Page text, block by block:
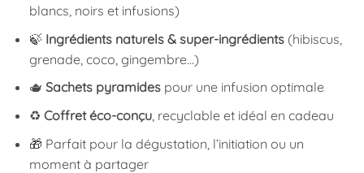
blancs, noirs et infusions)
🍃 Ingrédients naturels & super-ingrédients(hibiscus,
grenade, coco, gingembre…)
🫖 Sachets pyramidespour une infusion optimale
♻️ Coffret éco-conçu, recyclable et idéal en cadeau
🎁 Parfait pour la dégustation, l’initiation ou un
moment à partager